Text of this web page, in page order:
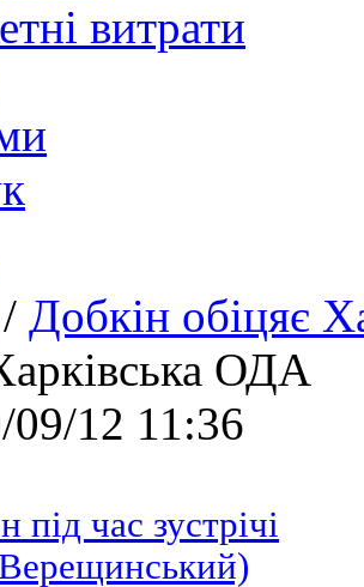
витрати
/ Добкін обіцяє
ОДА
09/12 11:36